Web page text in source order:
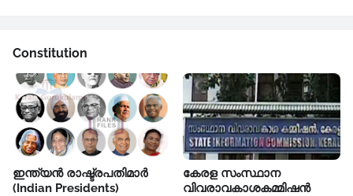
Constitution
ഇന്ത്യൻ രാഷ്ട്രപതിമാർ
(Indian Presidents)
കേരള സംസ്ഥാന
വിവരാവകാശകമ്മിഷൻ